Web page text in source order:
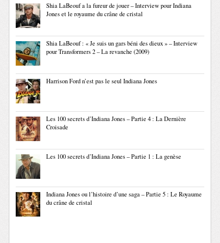
Shia LaBeouf a la fureur de jouer – Interview pour Indiana
Jones et le royaume du crâne de cristal
Shia LaBeouf : « Je suis un gars béni des dieux » – Interview
pour Transformers 2 – La revanche (2009)
Harrison Ford n’est pas le seul Indiana Jones
Les 100 secrets d’Indiana Jones – Partie 4 : La Dernière
Croisade
Les 100 secrets d’Indiana Jones – Partie 1 : La genèse
Indiana Jones ou l’histoire d’une saga – Partie 5 : Le Royaume
du crâne de cristal